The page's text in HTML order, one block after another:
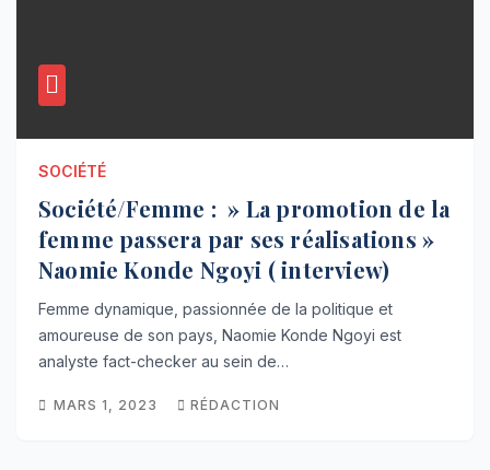
SOCIÉTÉ
Société/Femme : » La promotion de la
femme passera par ses réalisations »
Naomie Konde Ngoyi ( interview)
Femme dynamique, passionnée de la politique et
amoureuse de son pays, Naomie Konde Ngoyi est
analyste fact-checker au sein de…
MARS 1, 2023 RÉDACTION